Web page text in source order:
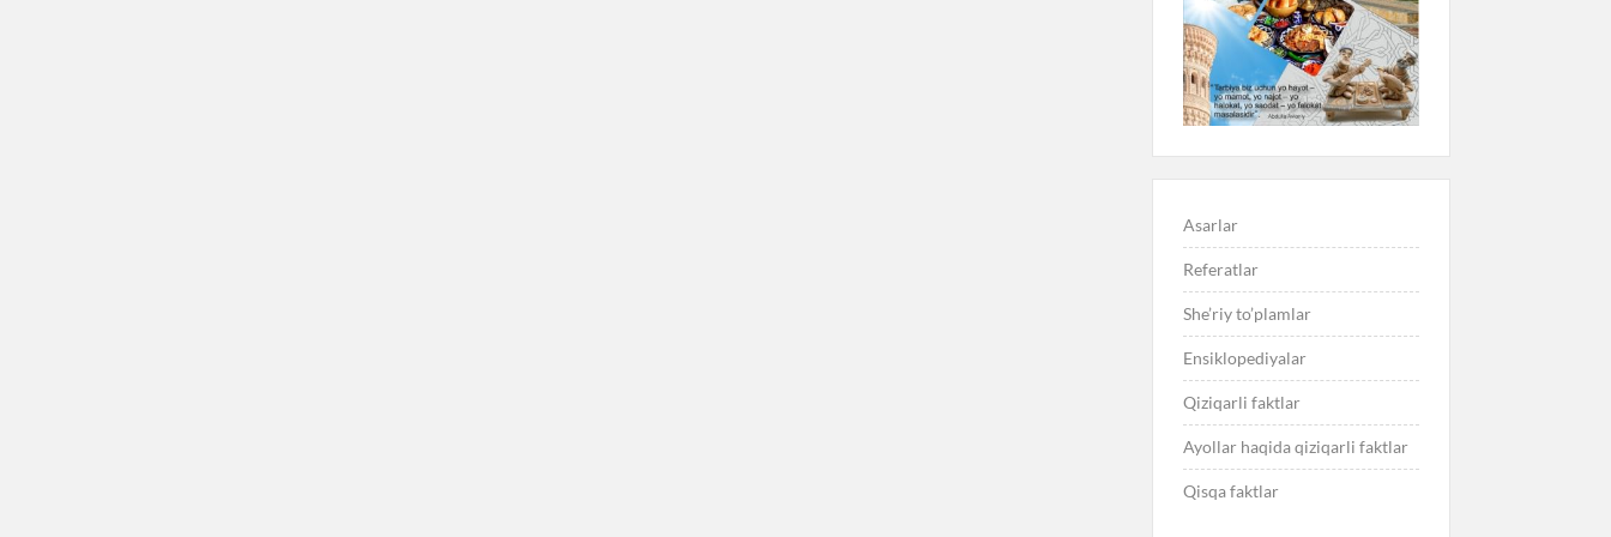
Asarlar
Referatlar
She’riy to’plamlar
Ensiklopediyalar
Qiziqarli faktlar
Ayollar haqida qiziqarli faktlar
Qisqa faktlar